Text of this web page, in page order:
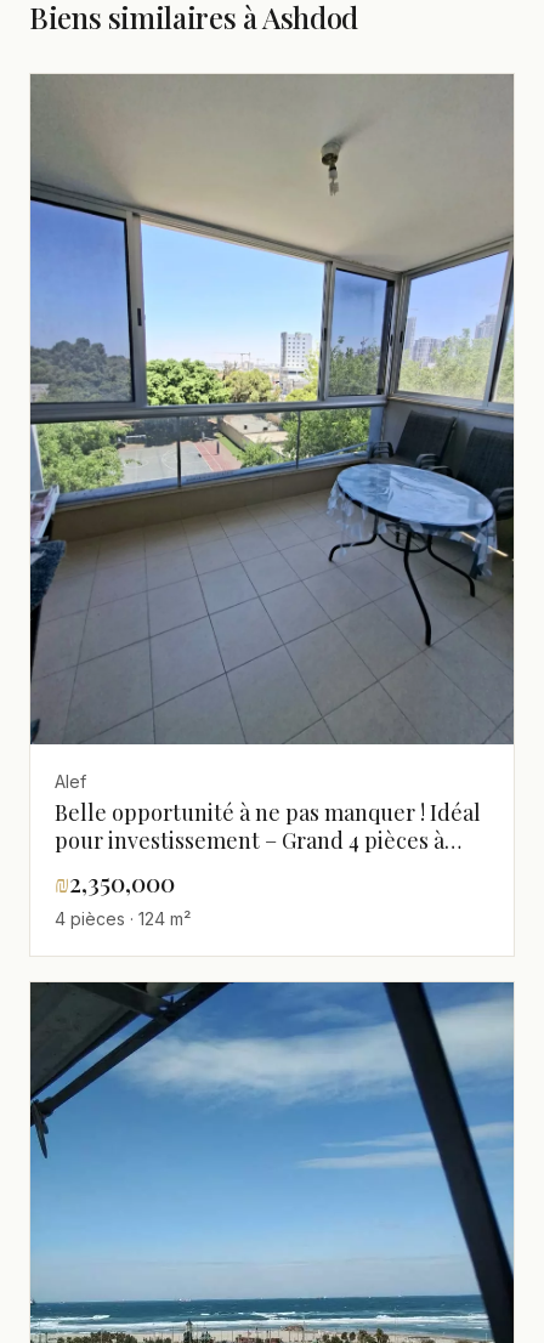
Biens similaires à Ashdod
Alef
Belle opportunité à ne pas manquer ! Idéal
pour investissement – Grand 4 pièces à
Alef, Ashdod
₪2,350,000
4 pièces · 124 m²